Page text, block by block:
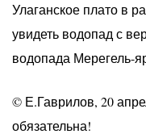
Улаганское плато в
увидеть водопад с
водопада Мерегель-
© Е.Гаврилов, 20
обязательна!